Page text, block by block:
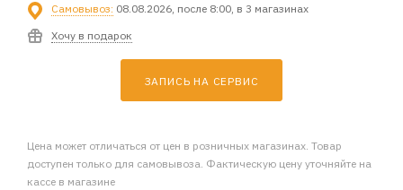
Самовывоз: 08.08.2026, после 8:00, в 3 магазинах
Хочу в подарок
ЗАПИСЬ НА СЕРВИС
Цена может отличаться от цен в розничных магазинах. Товар
доступен только для самовывоза. Фактическую цену уточняйте на
кассе в магазине